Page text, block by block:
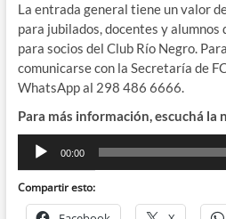
La entrada general tiene un valor
para jubilados, docentes y alumnos
para socios del Club Río Negro.
comunicarse con la Secretaría de
WhatsApp al 298 486 6666.
Para más información, escuchá la
Reproductor
audio
00:00
Compartir esto: